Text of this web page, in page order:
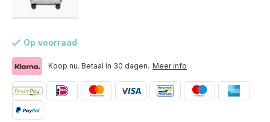
Op voorraad
Koop nu. Betaal in 30 dagen. Meer info